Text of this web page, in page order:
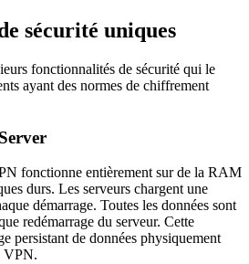
sécurité uniques
fonctionnalités de sécurité qui le
ayant des normes de chiffrement
fonctionne entièrement sur de la RAM
durs. Les serveurs chargent une
démarrage. Toutes les données sont
redémarrage du serveur. Cette
persistant de données physiquement
VPN.